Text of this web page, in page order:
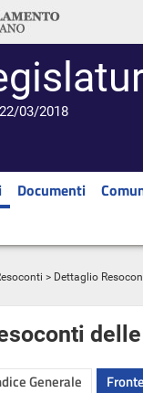
03/2018
Documenti
> Dettaglio
Generale